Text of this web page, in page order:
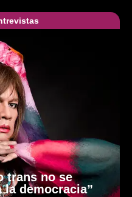
trans no se
democracia”